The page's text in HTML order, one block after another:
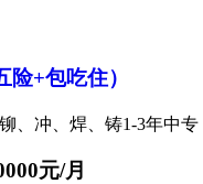
险+包吃住）
、冲、焊、铸1-3年中专
元/月